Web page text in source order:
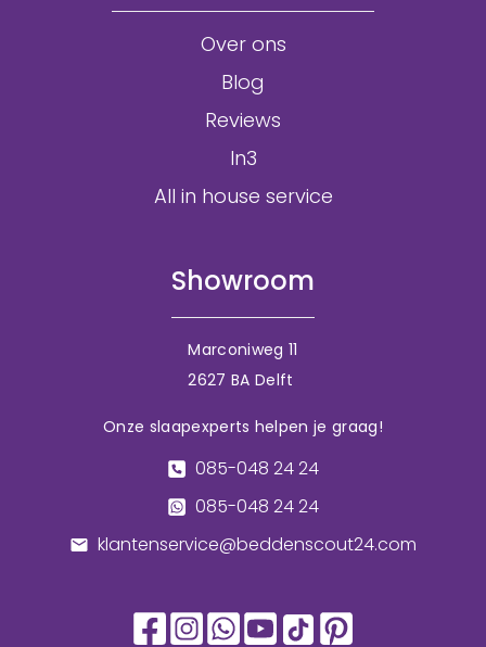
Over ons
Blog
Reviews
In3
All in house service
Showroom
Marconiweg 11
2627 BA Delft
Onze slaapexperts helpen je graag!
085-048 24 24
085-048 24 24
klantenservice@beddenscout24.com